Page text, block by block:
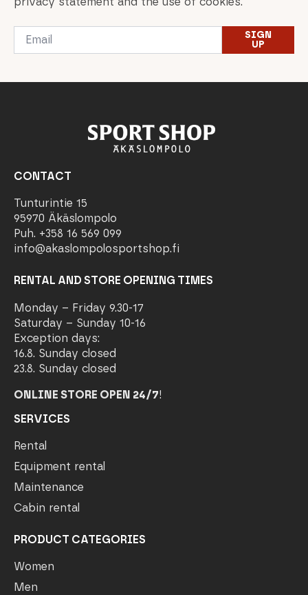
Email
SIGN
UP
CONTACT
Tunturintie 15
95970 Äkäslompolo
Puh. +358 16 569 099
info@akaslompolosportshop.fi
RENTAL AND STORE OPENING TIMES
Monday – Friday 9.30-17
Saturday – Sunday 10-16
Exception days:
16.8. Sunday closed
23.8. Sunday closed
ONLINE STORE OPEN 24/7!
SERVICES
Rental
Equipment rental
Maintenance
Cabin rental
PRODUCT CATEGORIES
Women
Men